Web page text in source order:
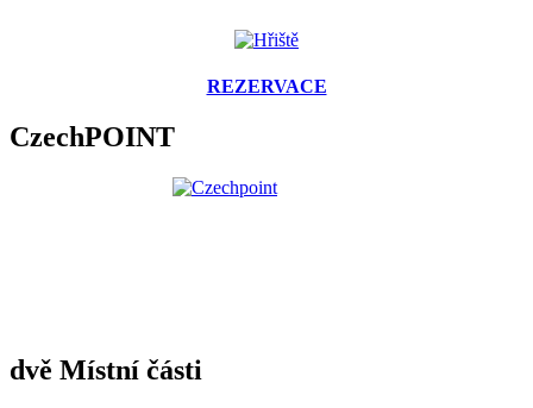
REZERVACE
CzechPOINT
dvě Místní části